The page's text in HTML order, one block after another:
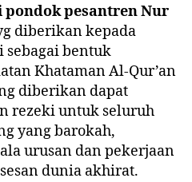
pesantren Nur
diberikan kepada
sebagai bentuk
Khataman Al-Qur’an
diberikan dapat
rezeki untuk seluruh
yang barokah,
urusan dan pekerjaan
dunia akhirat.